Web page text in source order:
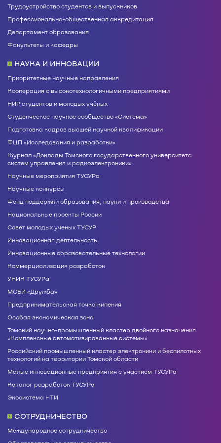
Трудоустройство студентов и выпускников
Профессионально-общественная аккредитация
Департамент образования
Факультеты и кафедры
НАУКА И ИННОВАЦИИ
Приоритетные научные направления
Кооперация с высокотехнологичными предприятиями
НИР студентов и молодых учёных
Студенческое научное сообщество «Система»
Подготовка кадров высшей научной квалификации
ФЦП «Исследования и разработки»
Журнал «Доклады Томского государственного университета
систем управления и радиоэлектроники»
Научные мероприятия ТУСУРа
Научные конкурсы
Фонд поддержки образования, науки и производства
Национальные проекты России
Совет молодых ученых ТУСУР
Инновационная деятельность
Инновационные образовательные технологии
Коммерциализация разработок
УНИК ТУСУРа
МСБИ «Дружба»
Предпринимательская точка кипения
Особая экономическая зона
Томский научно-промышленный кластер двойного назначения
«Комплексные автоматизированные системы»
Российский промышленный кластер электроники и беспилотных
технологий на территории Томской области
Малые инновационные предприятия с участием ТУСУРа
Каталог разработок ТУСУРа
Экосистема НТИ
СОТРУДНИЧЕСТВО
Международное сотрудничество